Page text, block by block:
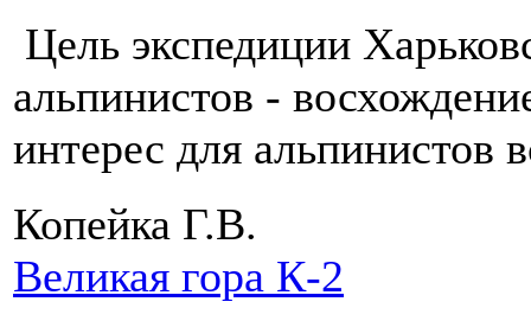
Цель экспедиции
альпинистов -
интерес для альпинистов
Копейка Г.В.
Великая гора К-2